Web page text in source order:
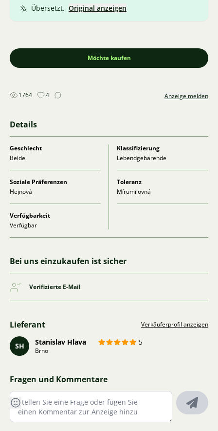
Übersetzt. Original anzeigen
Möchte kaufen
1764 4 Anzeige melden
Details
Geschlecht
Beide
Klassifizierung
Lebendgebärende
Soziale Präferenzen
Hejnová
Toleranz
Mírumilovná
Verfügbarkeit
Verfügbar
Bei uns einzukaufen ist sicher
Verifizierte E-Mail
Lieferant Verkäuferprofil anzeigen
SH Stanislav Hlava 5
Brno
Fragen und Kommentare